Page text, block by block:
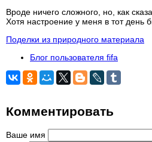
Вроде ничего сложного, но, как
Хотя настроение у меня в тот день
Поделки из природного материала
Блог пользователя fifa
Комментировать
Ваше имя